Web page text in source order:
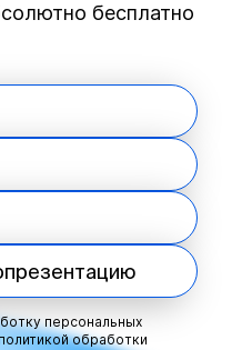
бесплатно
персональных
политикой обработки